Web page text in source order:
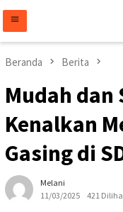
konten
Beranda Berita
Mudah dan
Kenalkan
Gasing di
Melani
11/03/2025
421